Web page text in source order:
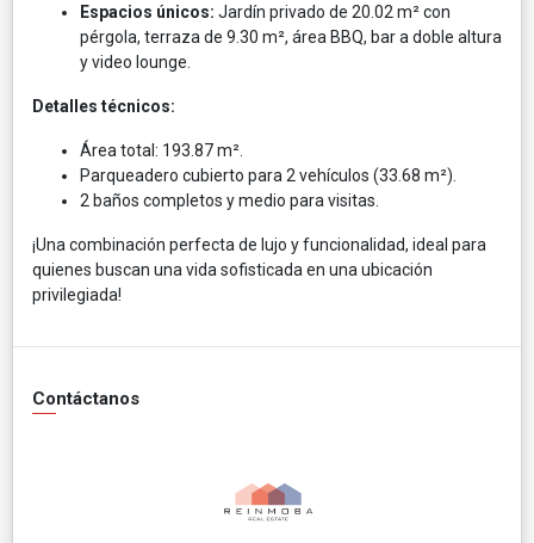
Espacios únicos: Jardín privado de 20.02 m² con
pérgola, terraza de 9.30 m², área BBQ, bar a doble altura
y video lounge.
Detalles técnicos:
Área total: 193.87 m².
Parqueadero cubierto para 2 vehículos (33.68 m²).
2 baños completos y medio para visitas.
¡Una combinación perfecta de lujo y funcionalidad, ideal para
quienes buscan una vida sofisticada en una ubicación
privilegiada!
Contáctanos